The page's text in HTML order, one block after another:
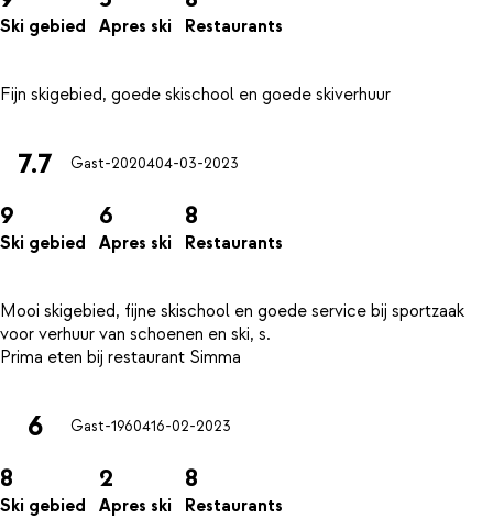
Ski gebied Apres ski Restaurants
7.7 Gast-2020404-03-2023
9
Ski gebied
6
Apres ski
8
Restaurants
Mooi skigebied, fijne skischool en goede service bij sportzaak
voor verhuur van schoenen en ski, s.
6 Gast-1960416-02-2023
8
Ski gebied
2
Apres ski
8
Restaurants